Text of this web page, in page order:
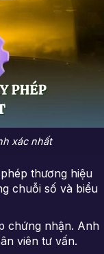
xác nhất
thương hiệu
chuỗi số và biểu
chứng nhận. Anh
viên tư vấn.